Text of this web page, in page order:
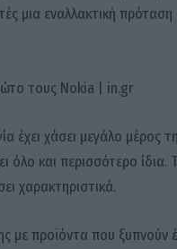
μια εναλλακτική
έχει χάσει μεγάλο μέρος
όλο και περισσότερο ίδια.
χαρακτηριστικά.
με προϊόντα που ξυπνούν